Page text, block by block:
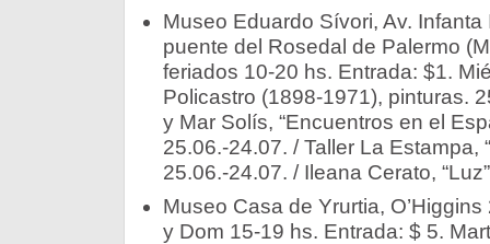
Museo Eduardo Sívori, Av.
puente del Rosedal de Palermo
feriados 10-20 hs. Entrada: $1.
Policastro (1898-1971), pinturas.
y Mar Solís, “Encuentros en el
25.06.-24.07. / Taller La Estampa,
25.06.-24.07. / Ileana Cerato,
Museo Casa de Yrurtia,
y Dom 15-19 hs. Entrada: $ 5.